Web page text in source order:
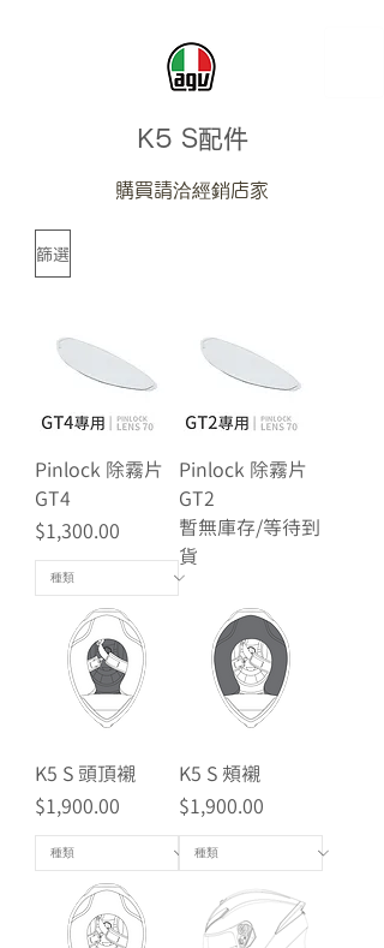
K5 S配件
購買請洽經銷店家
篩選
Pinlock 除霧片
GT4
價格
$1,300.00
Pinlock 除霧片
GT2
暫無庫存/等待到
貨
K5 S 頭頂襯
價格
$1,900.00
K5 S 頰襯
價格
$1,900.00